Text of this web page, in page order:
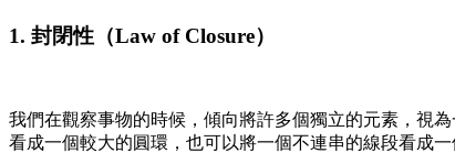
1. 封閉性（Law of Closure）
我們在觀察事物的時候，傾向將許多個獨立的元素，視
看成一個較大的圓環，也可以將一個不連串的線段看成